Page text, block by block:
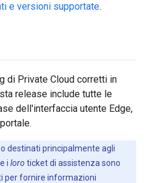
e versioni supportate.
di Private Cloud corretti in
release include tutte le
dell'interfaccia utente Edge,
destinati principalmente agli
i loro ticket di assistenza sono
per fornire informazioni